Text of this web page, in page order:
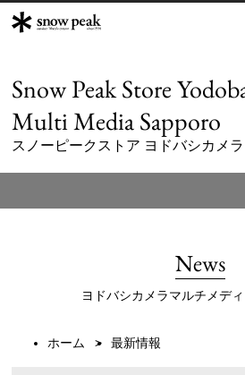
Snow Peak Store
Multi Media Sapporo
スノーピークストア ヨドバシカメ
News
ヨドバシカメラマルチメデ
ホーム 最新情報